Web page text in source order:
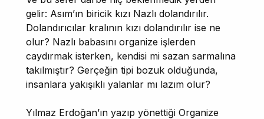
gelir: Asım’ın biricik kızı Nazlı dolandırılır.
Dolandırıcılar kralının kızı dolandırılır ise ne
olur? Nazlı babasını organize işlerden
caydırmak isterken, kendisi mi sazan sarmalına
takılmıştır? Gerçeğin tipi bozuk olduğunda,
insanlara yakışıklı yalanlar mı lazım olur?
Yılmaz Erdoğan’ın yazıp yönettiği Organize